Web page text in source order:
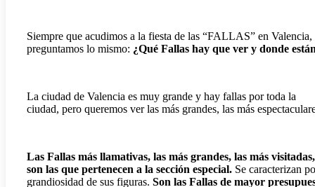
Siempre que acudimos a la fiesta de las “FALLAS” en Valencia,
preguntamos lo mismo: ¿Qué Fallas hay que ver y donde
La ciudad de Valencia es muy grande y hay fallas por toda la
ciudad, pero queremos ver las más grandes, las más
Las Fallas más llamativas, las más grandes, las más visitadas,
son las que pertenecen a la sección especial. Se caracterizan
grandiosidad de sus figuras. Son las Fallas de mayor